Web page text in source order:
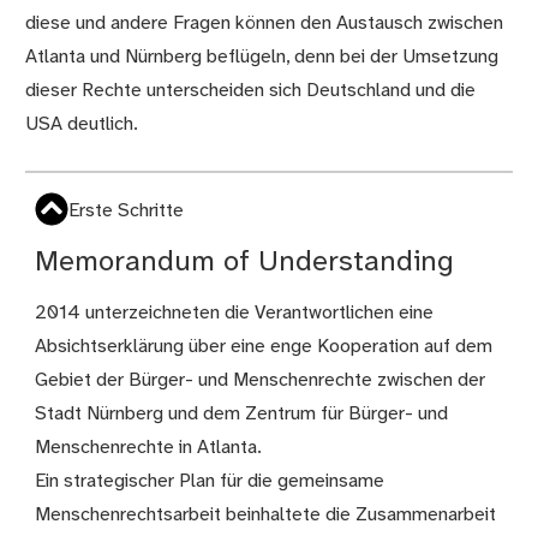
diese und andere Fragen können den Austausch zwischen
Atlanta und Nürnberg beflügeln, denn bei der Umsetzung
dieser Rechte unterscheiden sich Deutschland und die
USA deutlich.
Erste Schritte
Memorandum of Understanding
2014 unterzeichneten die Verantwortlichen eine
Absichtserklärung über eine enge Kooperation auf dem
Gebiet der Bürger- und Menschenrechte zwischen der
Stadt Nürnberg und dem Zentrum für Bürger- und
Menschenrechte in Atlanta.
Ein strategischer Plan für die gemeinsame
Menschenrechtsarbeit beinhaltete die Zusammenarbeit